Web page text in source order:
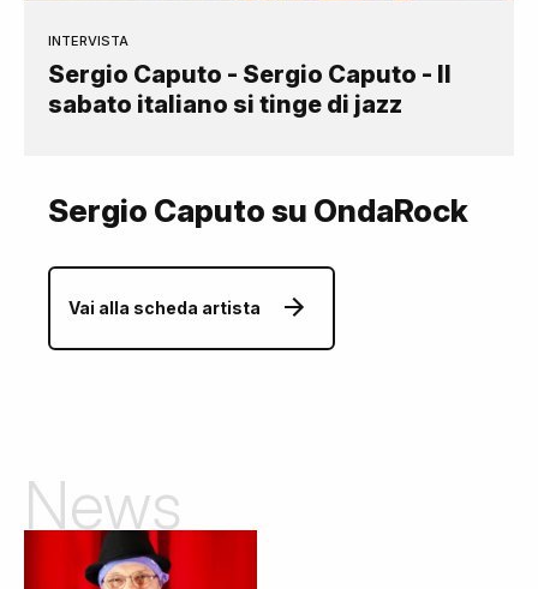
INTERVISTA
Sergio Caputo - Sergio Caputo - Il
sabato italiano si tinge di jazz
Sergio Caputo su OndaRock
Vai alla scheda artista
News